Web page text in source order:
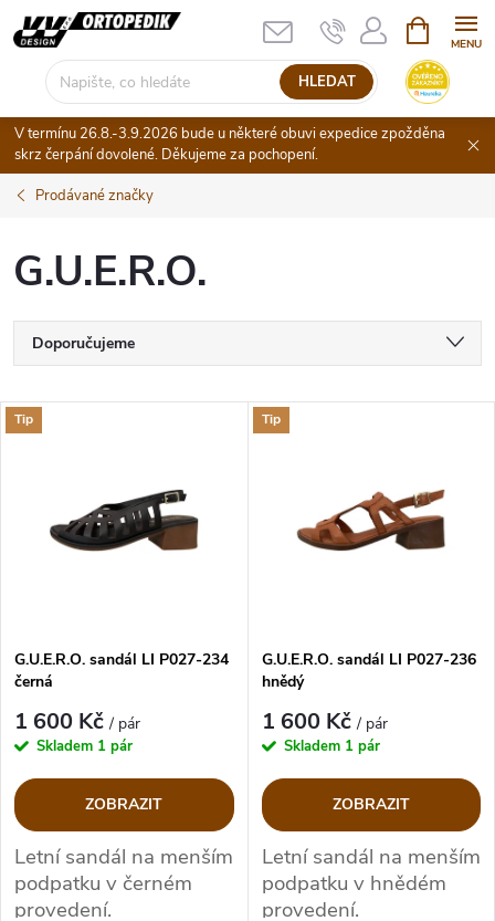
Přejít
na
HLEDAT
NÁKUPNÍ
KOŠÍK
V termínu 26.8.-3.9.2026 bude u některé obuvi expedice zpožděna
skrz čerpání dovolené. Děkujeme za pochopení.
Prodávané značky
G.U.E.R.O.
Ř
a
p
r
o
d
u
Doporučujeme
Nejdražší
Abecedně
V
s
p
r
o
d
Tip
G.U.E.R.O. sandál LI P027-234
černá
1 600 Kč/ pár
Skladem 1 pár
ZOBRAZIT
Letní sandál na menším
podpatku v černém
provedení.
Tip
G.U.E.R.O. sandál LI P027-236
hnědý
1 600 Kč/ pár
Skladem 1 pár
ZOBRAZIT
Letní sandál na menším
podpatku v hnědém
provedení.